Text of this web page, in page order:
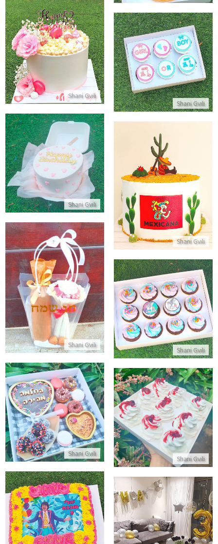
Shani Gvili
עוגה לגיל 40
Shani Gvili
קאפקייקס לגילוי מין היילוד
התקשר/י
Shani Gvili
עוגת בנטו אישית
התקשר/י
Shani Gvili
עוגה מעוצבת מקסיקני
התקשר/י
Shani Gvili
מארז יין ושוקולד לפסח
התקשר/י
Shani Gvili
קאפקייקס חד קרן
התקשר/י
Shani Gvili
מארז החלמה מהירה
התקשר/י
Shani Gvili
מארז מיני פבלובות
התקשר/י
עוגת גן מלבנית מני ממטרה
התקשר/י
סידור בלונים
התקשר/י